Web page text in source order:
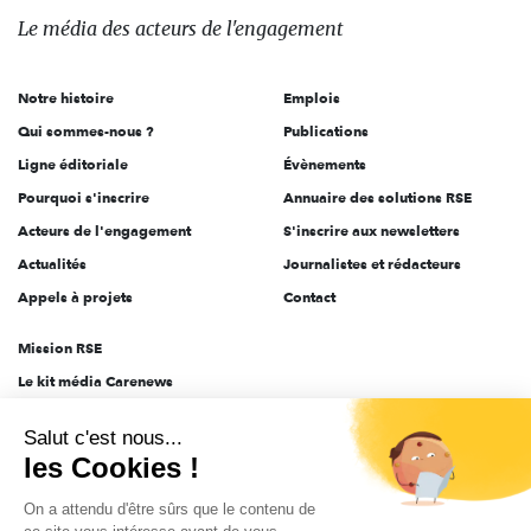
des
l'engagement
Le média des acteurs de l'engagement
Notre histoire
Qui sommes-nous ?
Ligne éditoriale
Pourquoi s'inscrire
Acteurs de l'engagement
Actualités
Appels à projets
Emplois
Publications
Évènements
Annuaire des solutions RSE
S'inscrire aux newsletters
Journalistes et rédacteurs
Contact
Mission RSE
Le kit média Carenews
AEF info
Novethic
PRODURABLE
Salut c'est nous...
les Cookies !
On a attendu d'être sûrs que le contenu de